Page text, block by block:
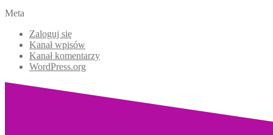
Meta
Zaloguj się
Kanał wpisów
Kanał komentarzy
WordPress.org